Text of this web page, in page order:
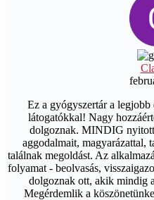
Ez a gyógyszertár a
látogatókkal! Nagy
dolgoznak. MINDIG
aggodalmait, magyarázattal,
találnak megoldást. Az
folyamat - beolvasás,
dolgoznak ott, akik mindig
Megérdemlik a